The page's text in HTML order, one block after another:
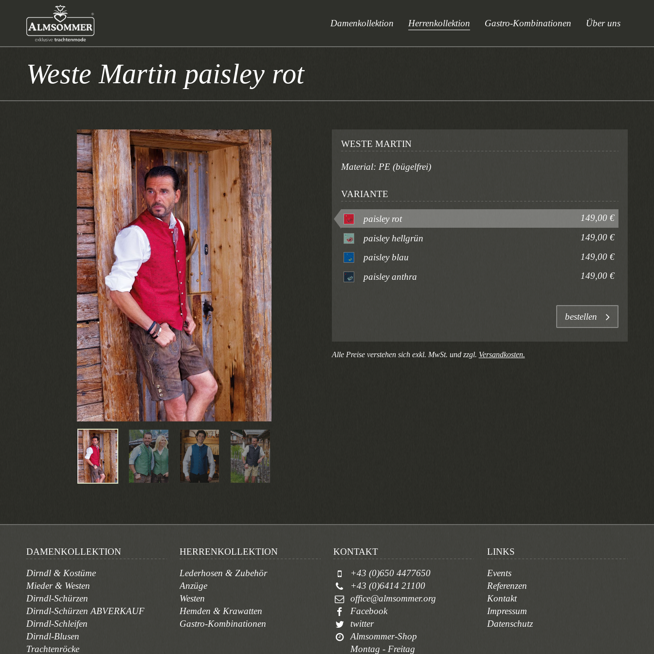
Damenkollektion Herrenkollektion Gastro-Kombinationen Über uns
Weste Martin paisley rot
WESTE MARTIN
Material: PE (bügelfrei)
VARIANTE
paisley rot
149,00 €
paisley hellgrün
149,00 €
paisley blau
149,00 €
paisley anthra
149,00 €
bestellen
Alle Preise verstehen sich exkl. MwSt. und zzgl. Versandkosten.
DAMENKOLLEKTION
Dirndl & Kostüme
Mieder & Westen
Dirndl-Schürzen
Dirndl-Schürzen ABVERKAUF
Dirndl-Schleifen
Dirndl-Blusen
Trachtenröcke
HERRENKOLLEKTION
Lederhosen & Zubehör
Anzüge
Westen
Hemden & Krawatten
Gastro-Kombinationen
KONTAKT
+43 (0)650 4477650
+43 (0)6414 21100
office@almsommer.org
Facebook
twitter
Almsommer-Shop
Montag - Freitag
LINKS
Events
Referenzen
Kontakt
Impressum
Datenschutz